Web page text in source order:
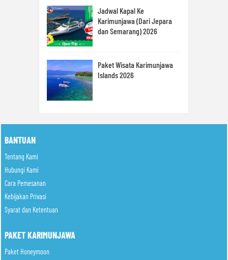
Jadwal Kapal Ke
Karimunjawa (Dari Jepara
dan Semarang) 2026
Paket Wisata Karimunjawa
Islands 2026
BANTUAN
Tentang Kami
Hubungi Kami
Cara Pemesanan
Kebijakan Privasi
Syarat dan Ketentuan
PAKET KARIMUNJAWA
Paket Honeymoon